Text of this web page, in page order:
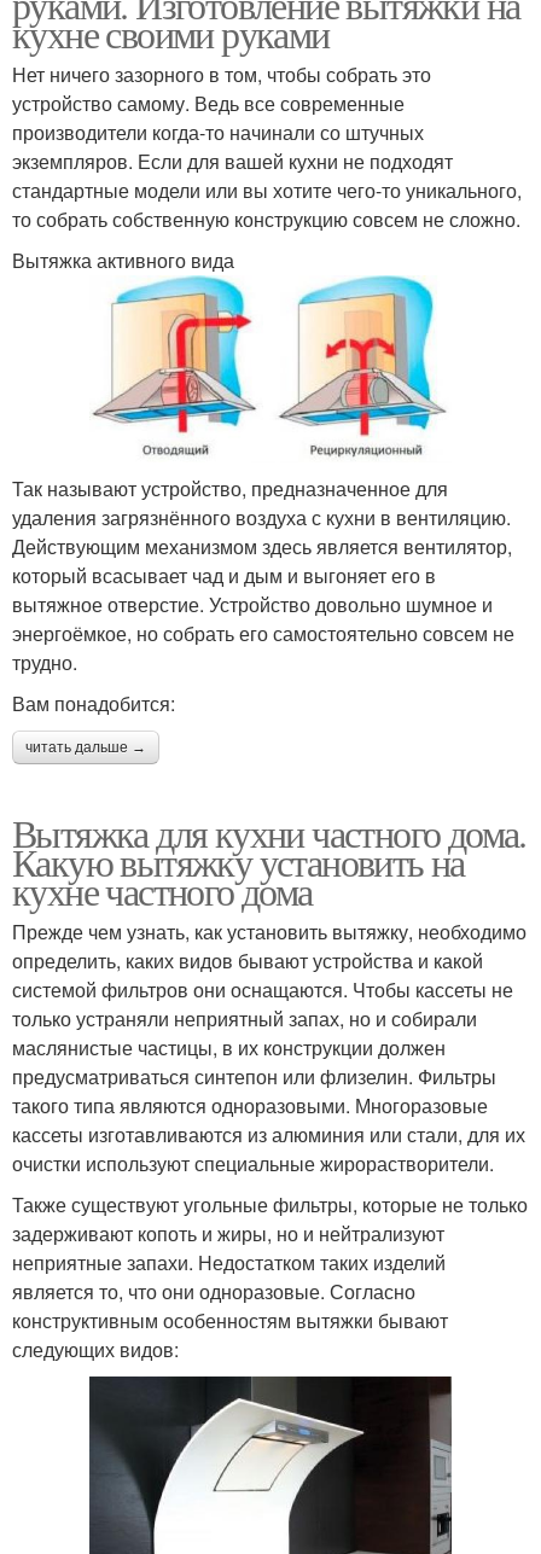
кухне своими руками
Нет ничего зазорного в том, чтобы собрать это
устройство самому. Ведь все современные
производители когда-то начинали со штучных
экземпляров. Если для вашей кухни не подходят
стандартные модели или вы хотите чего-то уникального,
то собрать собственную конструкцию совсем не сложно.
Вытяжка активного вида
Так называют устройство, предназначенное для
удаления загрязнённого воздуха с кухни в вентиляцию.
Действующим механизмом здесь является вентилятор,
который всасывает чад и дым и выгоняет его в
вытяжное отверстие. Устройство довольно шумное и
энергоёмкое, но собрать его самостоятельно совсем не
трудно.
Вам понадобится:
читать дальше →
Вытяжка для кухни частного дома.
Какую вытяжку установить на
кухне частного дома
Прежде чем узнать, как установить вытяжку, необходимо
определить, каких видов бывают устройства и какой
системой фильтров они оснащаются. Чтобы кассеты не
только устраняли неприятный запах, но и собирали
маслянистые частицы, в их конструкции должен
предусматриваться синтепон или флизелин. Фильтры
такого типа являются одноразовыми. Многоразовые
кассеты изготавливаются из алюминия или стали, для их
очистки используют специальные жирорастворители.
Также существуют угольные фильтры, которые не только
задерживают копоть и жиры, но и нейтрализуют
неприятные запахи. Недостатком таких изделий
является то, что они одноразовые. Согласно
конструктивным особенностям вытяжки бывают
следующих видов: